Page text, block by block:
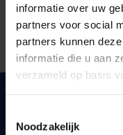
informatie over uw
partners voor social
partners kunnen
informatie die u aan
verzameld op basis
Noodzakelijk
Snel naar